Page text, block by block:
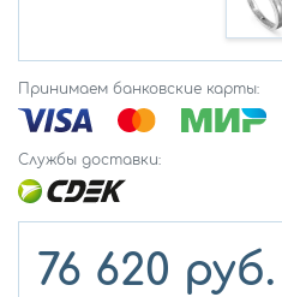
Принимаем банковские карты:
Службы доставки:
76 620 руб.